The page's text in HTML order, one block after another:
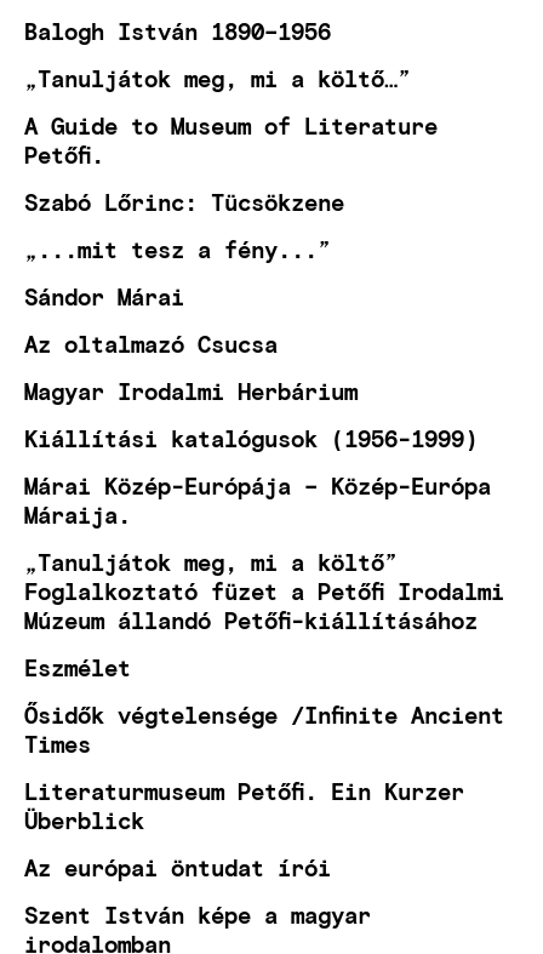
Balogh István 1890–1956
„Tanuljátok meg, mi a költő…”
A Guide to Museum of Literature
Petőfi.
Szabó Lőrinc: Tücsökzene
„...mit tesz a fény...”
Sándor Márai
Az oltalmazó Csucsa
Magyar Irodalmi Herbárium
Kiállítási katalógusok (1956-1999)
Márai Közép-Európája – Közép-Európa
Máraija.
„Tanuljátok meg, mi a költő”
Foglalkoztató füzet a Petőfi Irodalmi
Múzeum állandó Petőfi-kiállításához
Eszmélet
Ősidők végtelensége /Infinite Ancient
Times
Literaturmuseum Petőfi. Ein Kurzer
Überblick
Az európai öntudat írói
Szent István képe a magyar
irodalomban